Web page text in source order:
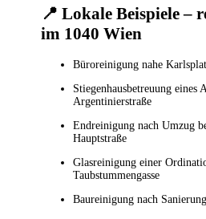
📍Lokale Beispiele –
im 1040 Wien
Büroreinigung nahe
Stiegenhausbetreuung eines
Argentinierstraße
Endreinigung nach Umzug
Hauptstraße
Glasreinigung einer
Taubstummengasse
Baureinigung nach